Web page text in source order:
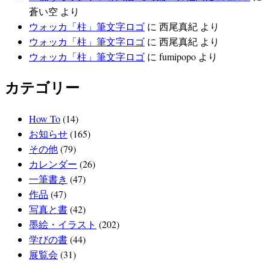
蒼い空 より
ウォッカ「柱」筆文字ロゴ に 西尾真紀 より
ウォッカ「柱」筆文字ロゴ に 西尾真紀 より
ウォッカ「柱」筆文字ロゴ に fumipopo より
カテゴリー
How To(14)
お知らせ(165)
その他(79)
カレンダー (26)
一筆書き (47)
作品 (47)
写真と書(42)
墨絵・イラスト (202)
学びの書(44)
展覧会 (31)